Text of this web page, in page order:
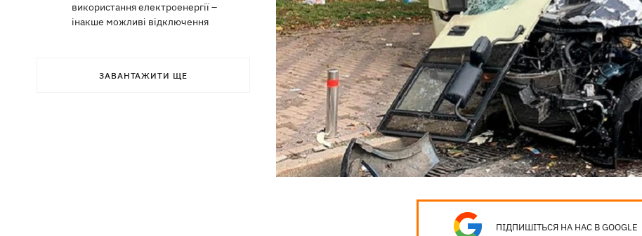
використання електроенергії –
інакше можливі відключення
блискавки просто на полі
ЗАВАНТАЖИТИ ЩЕ
ПІДПИШІТЬСЯ НА НАС В GOOGLE